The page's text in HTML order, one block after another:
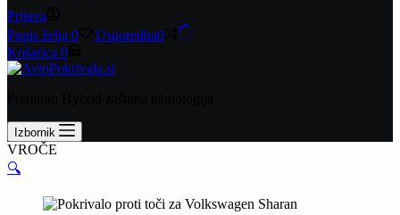
Prijava
Popis želja 0 Usporedba0
Košarica 0
Izbornik
VROČE
🔍